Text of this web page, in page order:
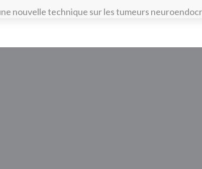
nouvelle technique sur les tumeurs